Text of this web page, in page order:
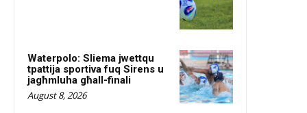
Waterpolo: Sliema jwettqu
tpattija sportiva fuq Sirens u
jagħmluha għall-finali
August 8, 2026